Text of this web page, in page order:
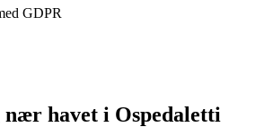
GDPR
havet i Ospedaletti